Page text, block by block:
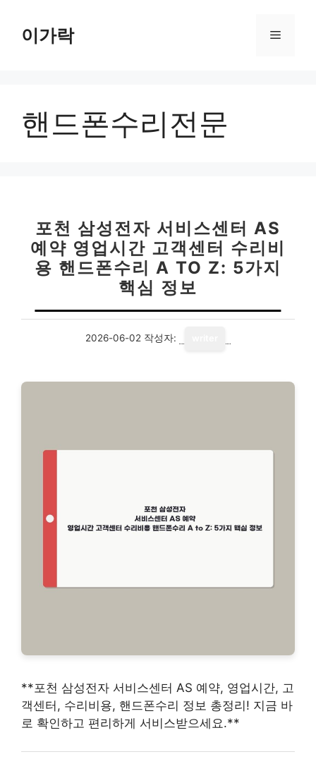
이가락 메
핸드폰수리전문
포천 삼성전자 서비스센터 AS
예약 영업시간 고객센터 수리비
용 핸드폰수리 A TO Z: 5가지
핵심 정보
2026-06-02 작성자:
**포천 삼성전자 서비스센터 AS 예약, 영업시간, 고
객센터, 수리비용, 핸드폰수리 정보 총정리! 지금 바
로 확인하고 편리하게 서비스받으세요.**